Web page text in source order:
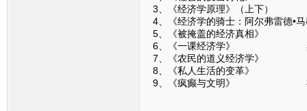
3、《经济学原理》（上下
4、《经济学的骑士：阿尔弗雷德
5、《被掩盖的经济真相》
6、《一课经济学》 黑
7、《农民的道义经济学》
8、《私人生活的变革》
9、《疯癫与文明》